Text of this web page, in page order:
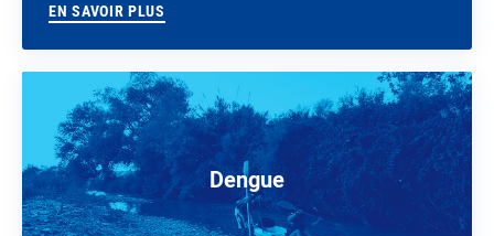
EN SAVOIR PLUS
Dengue